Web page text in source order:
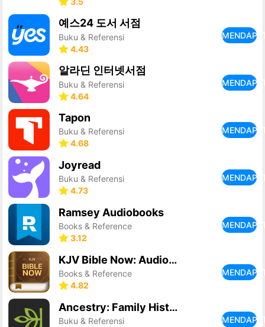
예스24 도서 서점
Buku & Referensi
4.43
알라딘 인터넷서점
Buku & Referensi
4.64
Tapon
Buku & Referensi
4.68
Joyread
Buku & Referensi
4.73
Ramsey Audiobooks
Books & Reference
3.12
KJV Bible Now: Audio+Verse
Books & Reference
4.82
Ancestry: Family History & DNA
Buku & Referensi